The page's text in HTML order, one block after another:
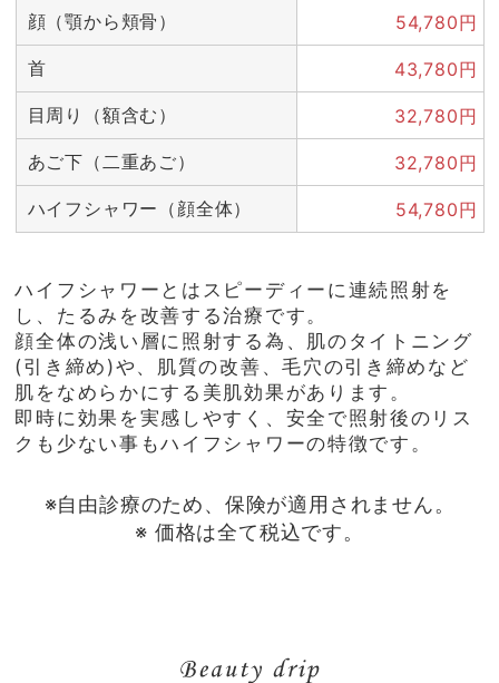
顔（顎から頬骨） 54,780円
首 43,780円
目周り （額含む） 32,780円
あご下 （二重あご） 32,780円
ハイフシャワー （顔全体） 54,780円
ハイフシャワーとはスピーディーに連続照射を
し、たるみを改善する治療です。
顔全体の浅い層に照射する為、肌のタイトニング
(引き締め)や、肌質の改善、毛穴の引き締めなど
肌をなめらかにする美肌効果があります。
即時に効果を実感しやすく、安全で照射後のリス
クも少ない事もハイフシャワーの特徴です。
※自由診療のため、保険が適用されません。
※ 価格は全て税込です。